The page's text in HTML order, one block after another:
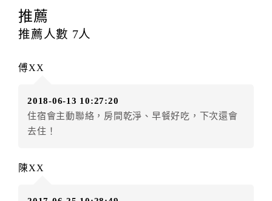
提出申辦不得異動訂單。
每筆訂單異動限定
辦理取消退款。
房者應補足差額。（限原訂飯店）
房者不得要求退其差額。（限原訂飯店）
五、保留住宿權益(保留住房)
（提出申辦日為保留起算日）
推薦
推薦人數 7人
傅XX
2018-06-13 10:27:20
住宿會主動聯絡，房間乾淨、早餐好吃，下次還會
去住！
陳XX